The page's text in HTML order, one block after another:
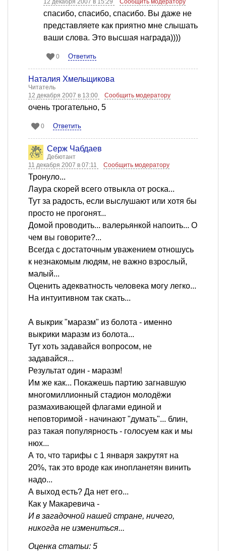
12 декабря 2007 в 15:29
Сообщить модератору
спасибо, спасибо, спасибо. Вы даже не
представляете как приятно мне слышать
ваши слова. Это высшая награда))))
0 Ответить
Наталия Хмельщикова
Читатель
12 декабря 2007 в 13:00
Сообщить модератору
очень трогательно, 5
0 Ответить
Серж Чабдаев
Дебютант
11 декабря 2007 в 07:11
Сообщить модератору
Тронуло...
Лаура скорей всего отвыкла от роска...
Тут за радость, если выслушают или хотя бы
просто не прогонят...
Домой проводить... валерьянкой напоить... О
чем вы говорите?...
Всегда с достаточным уважением отношусь
к незнакомым людям, не важно взрослый,
малый...
Оценить адекватность человека могу легко...
На интуитивном так скать...
А выкрик "маразм" из болота - именно
выкрики маразм из болота...
Тут хоть задавайся вопросом, не
задавайся...
Результат один - маразм!
Им же как... Покажешь партию загнавшую
многомиллионный стадион молодёжи
размахивающей флагами единой и
неповторимой - начинают "думать"... блин,
раз такая популярность - голосуем как и мы
нюх...
А то, что тарифы с 1 января закрутят на
20%, так это вроде как инопланетян винить
надо...
А выход есть? Да нет его...
Как у Макаревича -
И в загадочной нашей стране, ничего,
никогда не измениться...
Оценка статьи: 5